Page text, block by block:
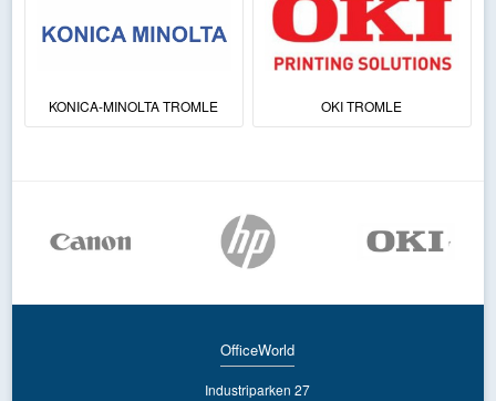
KONICA-MINOLTA TROMLE OKI TROMLE
OfficeWorld
Industriparken 27